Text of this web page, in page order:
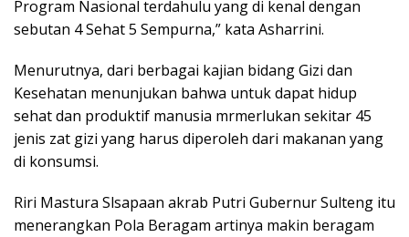
Program Nasional terdahulu yang di kenal dengan
sebutan 4 Sehat 5 Sempurna,” kata Asharrini.
Menurutnya, dari berbagai kajian bidang Gizi dan
Kesehatan menunjukan bahwa untuk dapat hidup
sehat dan produktif manusia mrmerlukan sekitar 45
jenis zat gizi yang harus diperoleh dari makanan yang
di konsumsi.
Riri Mastura Slsapaan akrab Putri Gubernur Sulteng itu
menerangkan Pola Beragam artinya makin beragam